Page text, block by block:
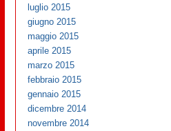
luglio 2015
giugno 2015
maggio 2015
aprile 2015
marzo 2015
febbraio 2015
gennaio 2015
dicembre 2014
novembre 2014